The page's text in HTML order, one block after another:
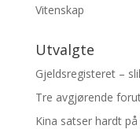
Vitenskap
Utvalgte
Gjeldsregisteret –
Tre avgjørende
Kina satser hardt